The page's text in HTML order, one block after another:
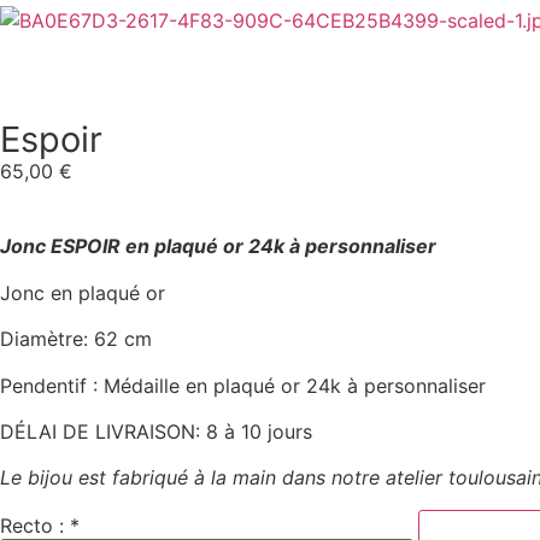
Espoir
65,00 €
Jonc ESPOIR en plaqué or 24k à personnaliser
Jonc en plaqué or
Diamètre: 62 cm
Pendentif : Médaille en plaqué or 24k à personnaliser
DÉLAI DE LIVRAISON: 8 à 10 jours
Le bijou est fabriqué à la main dans notre atelier
Recto : *